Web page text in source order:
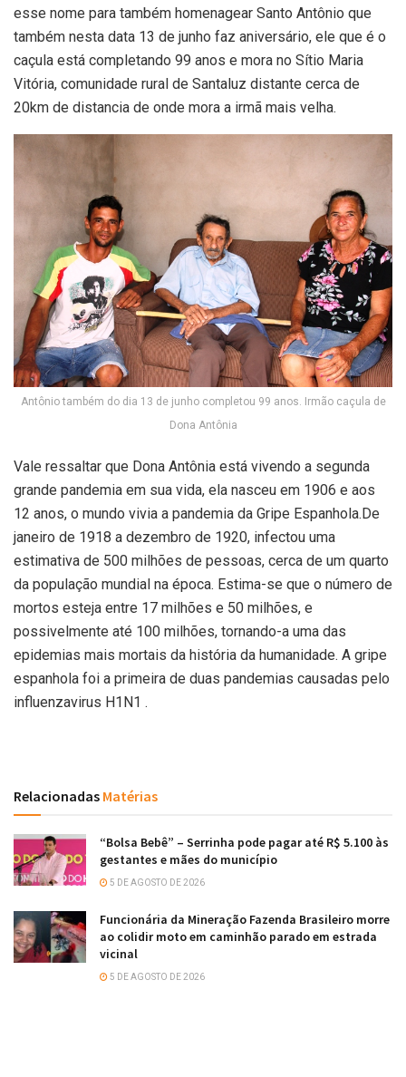
esse nome para também homenagear Santo Antônio que
também nesta data 13 de junho faz aniversário, ele que é o
caçula está completando 99 anos e mora no Sítio Maria
Vitória, comunidade rural de Santaluz distante cerca de
20km de distancia de onde mora a irmã mais velha.
Antônio também do dia 13 de junho completou 99 anos. Irmão caçula de
Dona Antônia
Vale ressaltar que Dona Antônia está vivendo a segunda
grande pandemia em sua vida, ela nasceu em 1906 e aos
12 anos, o mundo vivia a pandemia da Gripe Espanhola.De
janeiro de 1918 a dezembro de 1920, infectou uma
estimativa de 500 milhões de pessoas, cerca de um quarto
da população mundial na época. Estima-se que o número de
mortos esteja entre 17 milhões e 50 milhões, e
possivelmente até 100 milhões, tornando-a uma das
epidemias mais mortais da história da humanidade. A gripe
espanhola foi a primeira de duas pandemias causadas pelo
influenzavirus H1N1 .
Relacionadas Matérias
“Bolsa Bebê” – Serrinha pode pagar até R$ 5.100 às
gestantes e mães do município
5 DE AGOSTO DE 2026
Funcionária da Mineração Fazenda Brasileiro morre
ao colidir moto em caminhão parado em estrada
vicinal
5 DE AGOSTO DE 2026